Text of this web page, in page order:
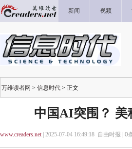
新闻 视频
万维读者网 > 信息时代 > 正文
中国AI突围？ 美
www.creaders.net| 2025-07-04 16:49:18 自由时报 | 0